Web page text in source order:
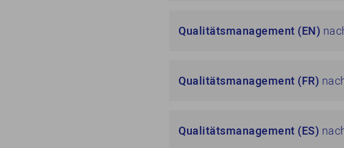
Qualitätsmanagement (EN)
Qualitätsmanagement (FR)
Qualitätsmanagement (ES)